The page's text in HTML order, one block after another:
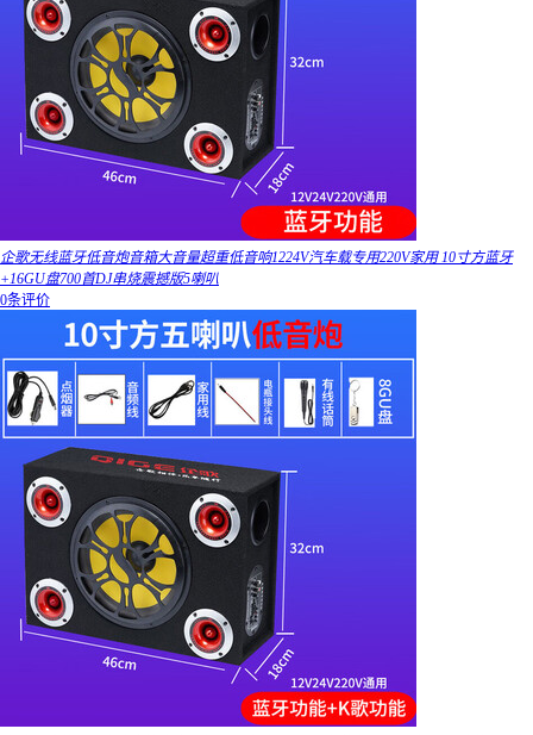
企歌无线蓝牙低音炮音箱大音量超重低音响1224V汽车载专用220V家用 10寸方蓝牙
+16GU盘700首DJ串烧震撼版5喇叭
0条评价